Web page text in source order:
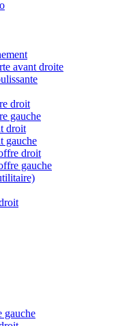
avant droite
droit
gauche
droit
gauche
droit
gauche
gauche